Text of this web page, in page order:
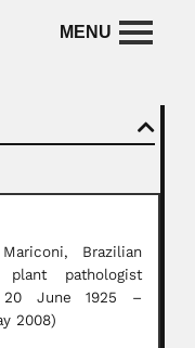
Brazilian
plant pathologist
20 June 1925 –
2008)